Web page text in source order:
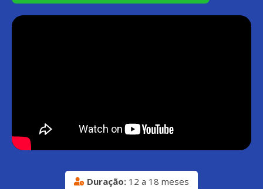
Duração: 12 a 18 meses